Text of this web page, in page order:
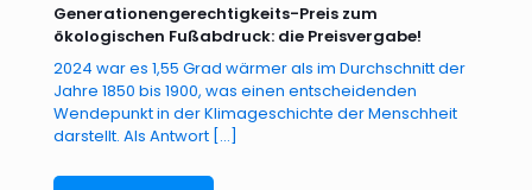
Generationengerechtigkeits-Preis zum
ökologischen Fußabdruck: die Preisvergabe!
2024 war es 1,55 Grad wärmer als im Durchschnitt der
Jahre 1850 bis 1900, was einen entscheidenden
Wendepunkt in der Klimageschichte der Menschheit
darstellt. Als Antwort […]